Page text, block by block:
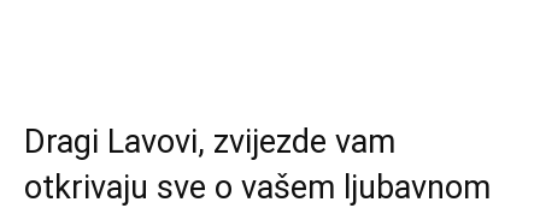
Dragi Lavovi, zvijezde vam
otkrivaju sve o vašem ljubavnom